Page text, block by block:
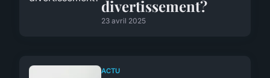
divertissement?
23 avril 2025
ACTU